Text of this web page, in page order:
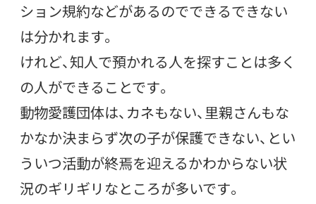
ション規約などがあるのでできるできない
は分かれます。
けれど、知人で預かれる人を探すことは多く
の人ができることです。
動物愛護団体は、カネもない、里親さんもな
かなか決まらず次の子が保護できない、とい
ういつ活動が終焉を迎えるかわからない状
況のギリギリなところが多いです。